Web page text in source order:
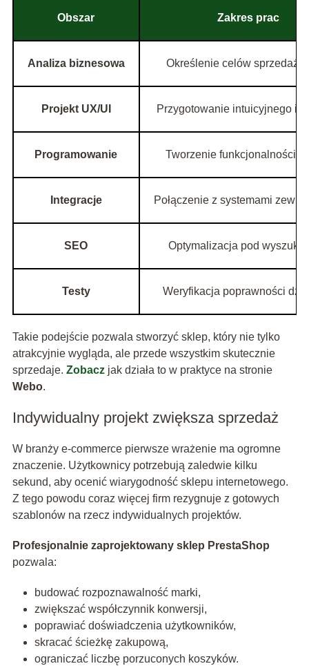
Obszar Zakres prac
Analiza biznesowa Określenie celów
Projekt UX/UI Przygotowanie intuicyjnego
Programowanie Tworzenie funkcjonalności
Integracje Połączenie z systemami
SEO Optymalizacja pod
Testy Weryfikacja poprawności
Takie podejście pozwala stworzyć sklep, który nie tylko
atrakcyjnie wygląda, ale przede wszystkim skutecznie
sprzedaje. Zobacz jak działa to w praktyce na stronie
Webo.
Indywidualny projekt zwiększa sprzedaż
W branży e-commerce pierwsze wrażenie ma ogromne
znaczenie. Użytkownicy potrzebują zaledwie kilku
sekund, aby ocenić wiarygodność sklepu internetowego.
Z tego powodu coraz więcej firm rezygnuje z gotowych
szablonów na rzecz indywidualnych projektów.
Profesjonalnie zaprojektowany sklep PrestaShop
pozwala:
budować rozpoznawalność marki,
zwiększać współczynnik konwersji,
poprawiać doświadczenia użytkowników,
skracać ścieżkę zakupową,
ograniczać liczbę porzuconych koszyków.